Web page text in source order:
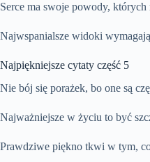
Serce ma swoje powody,
Najwspanialsze widoki
Najpiękniejsze cytaty część 5
Nie bój się porażek, bo one są
Najważniejsze w życiu to być
Prawdziwe piękno tkwi w tym,